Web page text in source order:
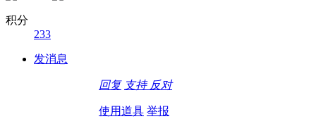
积分
233
发消息
回复 支持 反对
使用道具 举报